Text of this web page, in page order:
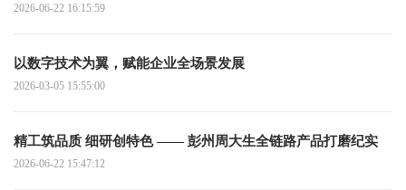
2026-06-22 16:15:59
以数字技术为翼，赋能企业全场景发展
2026-03-05 15:55:00
精工筑品质 细研创特色 —— 彭州周大生全链路产品打磨纪实
2026-06-22 15:47:12